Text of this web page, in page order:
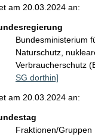
am 20.03.2024 an:
Bundesministerium
Naturschutz,
Verbraucherschutz
SG dorthin]
am 20.03.2024 an:
Fraktionen/Gruppen